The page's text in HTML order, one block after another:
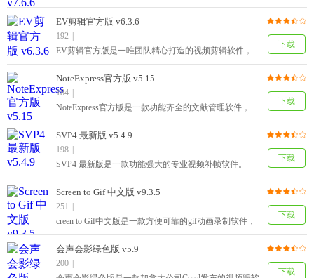
平台视频字幕制作软件。Arctime字幕制作软件支持多轨
道、非线性编辑以及视频一键转码、压制等多种实用功
翻译，支持SRT、ASS外挂字幕格式，无缝支持所有主
流非编软件。
下载
EV剪辑官方版 v6.3.6
192
EV剪辑官方版是一唯团队精心打造的视频剪辑软件，
该软件使用安全、免费，功能界面简洁，操作上手快。
EV剪辑PC版用户不需要复杂的技巧就可以剪辑视频，
添加视频、图片水印等，喜欢的朋友们赶快下载吧!
下载
NoteExpress官方版 v5.15
184
NoteExpress官方版是一款功能齐全的文献管理软件，
NoteExpress官方版具备文献信息检索与下载功能，
NoteExpress官方版可以用来管理参考文献的题录，软件
据挖掘的功能可以帮助用户快速了解某研究方向的最新
进展、各方观点等。软件能智能识别全文文件中的标
题、DOI等关键信息，并自动更新补全题录元数据。
下载
SVP4 最新版 v5.4.9
198
SVP4 最新版是一款功能强大的专业视频补帧软件。
SVP4软件提供GPU加速，并允许使用中档CPU和几乎
任何GPU硬件为60Hz的FullHD1080p视频重新计算，只
的补充，让您的视频播放其流畅程度要远大于普通视
频，画面也更加的清晰，更加平滑。
下载
Screen to Gif 中文版 v9.3.5
251
creen to Gif中文版是一款方便可靠的gif动画录制软件，
可以用来快速录制屏幕上的指定区域，将其直接保存为
GIF动画文件。其目前版本号为2.18，尽管不是最终版
中文版。
下载
会声会影绿色版 v5.9
200